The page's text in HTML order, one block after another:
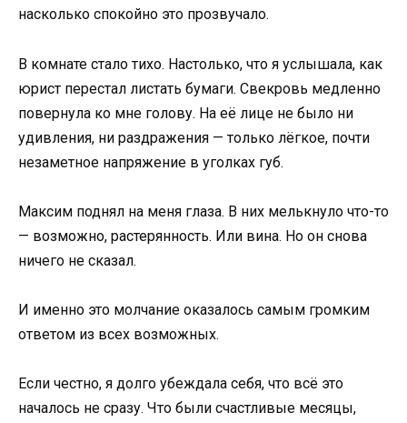
насколько спокойно это прозвучало.
В комнате стало тихо. Настолько, что я услышала, как
юрист перестал листать бумаги. Свекровь медленно
повернула ко мне голову. На её лице не было ни
удивления, ни раздражения — только лёгкое, почти
незаметное напряжение в уголках губ.
Максим поднял на меня глаза. В них мелькнуло что-то
— возможно, растерянность. Или вина. Но он снова
ничего не сказал.
И именно это молчание оказалось самым громким
ответом из всех возможных.
Если честно, я долго убеждала себя, что всё это
началось не сразу. Что были счастливые месяцы,